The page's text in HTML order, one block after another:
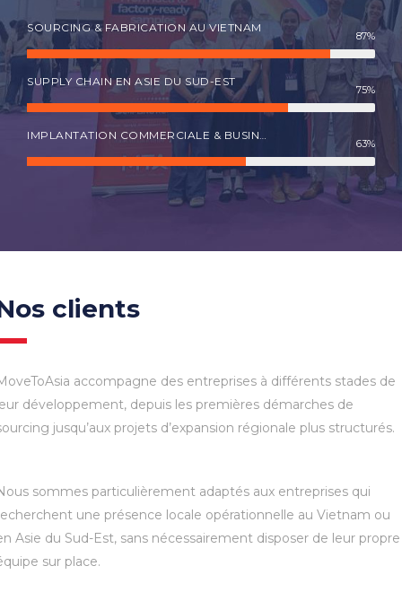
SOURCING & FABRICATION AU VIETNAM
87%
SUPPLY CHAIN EN ASIE DU SUD-EST
75%
63%
clients
accompagne des entreprises à différents stades de
développement, depuis les premières démarches de
jusqu’aux projets d’expansion régionale plus structurés.
sommes particulièrement adaptés aux entreprises qui
une présence locale opérationnelle au Vietnam ou
Asie du Sud-Est, sans nécessairement disposer de leur propre
sur place.